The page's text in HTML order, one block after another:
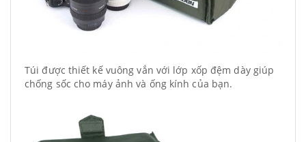
Túi được thiết kế vuông vắn với lớp xốp đệm dày giúp
chống sốc cho máy ảnh và ống kính của bạn.